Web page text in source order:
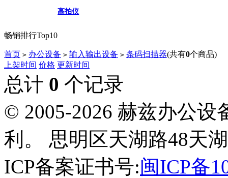
高拍仪
畅销排行Top10
首页 > 办公设备 > 输入输出设备 > 条码扫描器(共有0个商品)
上架时间 价格 更新时间
总计 0 个记录
© 2005-2026 赫兹办公设
利。 思明区天湖路48天
ICP备案证书号:闽ICP备